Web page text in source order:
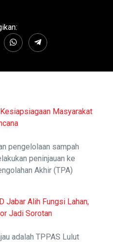
Masyarakat
pengelolaan sampah
peninjauan ke
Akhir (TPA)
Jabar Alih Fungsi Lahan,
Jadi Sorotan
adalah TPPAS Lulut